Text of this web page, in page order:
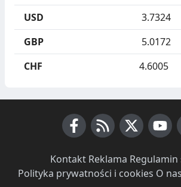
USD 3.7324
GBP 5.0172
CHF 4.6005
Kontakt· Reklama
Polityka prywatności i cookies O nas